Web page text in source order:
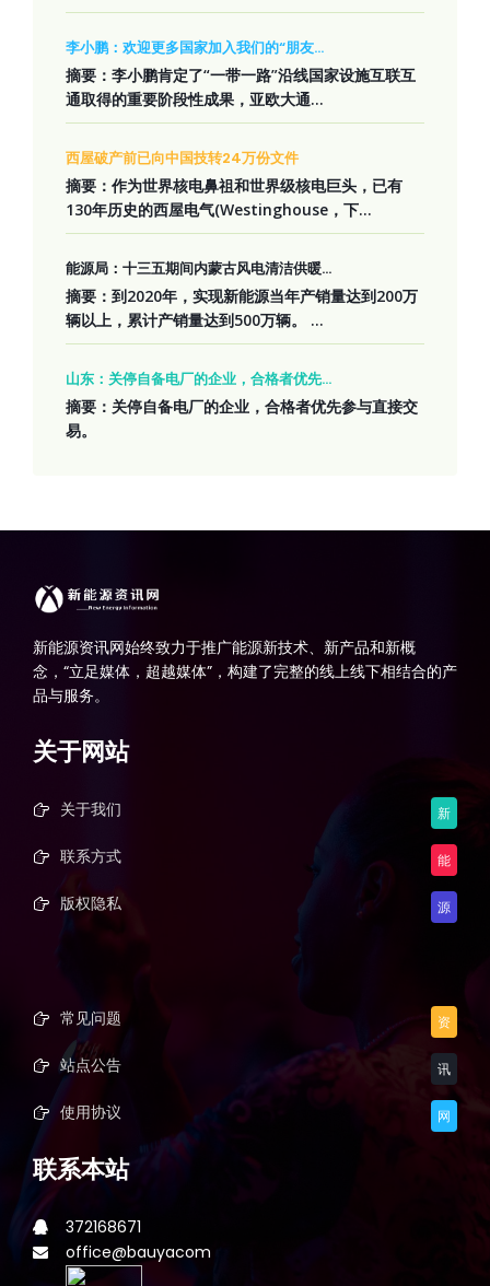
李小鹏：欢迎更多国家加入我们的“朋友...
摘要：李小鹏肯定了“一带一路”沿线国家设施互联互
通取得的重要阶段性成果，亚欧大通...
西屋破产前已向中国技转24万份文件
摘要：作为世界核电鼻祖和世界级核电巨头，已有
130年历史的西屋电气(Westinghouse，下...
能源局：十三五期间内蒙古风电清洁供暖...
摘要：到2020年，实现新能源当年产销量达到200万
辆以上，累计产销量达到500万辆。 ...
山东：关停自备电厂的企业，合格者优先...
摘要：关停自备电厂的企业，合格者优先参与直接交
易。
新能源资讯网始终致力于推广能源新技术、新产品和新概
念，“立足媒体，超越媒体”，构建了完整的线上线下相结合的产
品与服务。
关于网站
关于我们 新
联系方式 能
版权隐私 源
常见问题 资
站点公告 讯
使用协议 网
联系本站
372168671
office@bauyacom